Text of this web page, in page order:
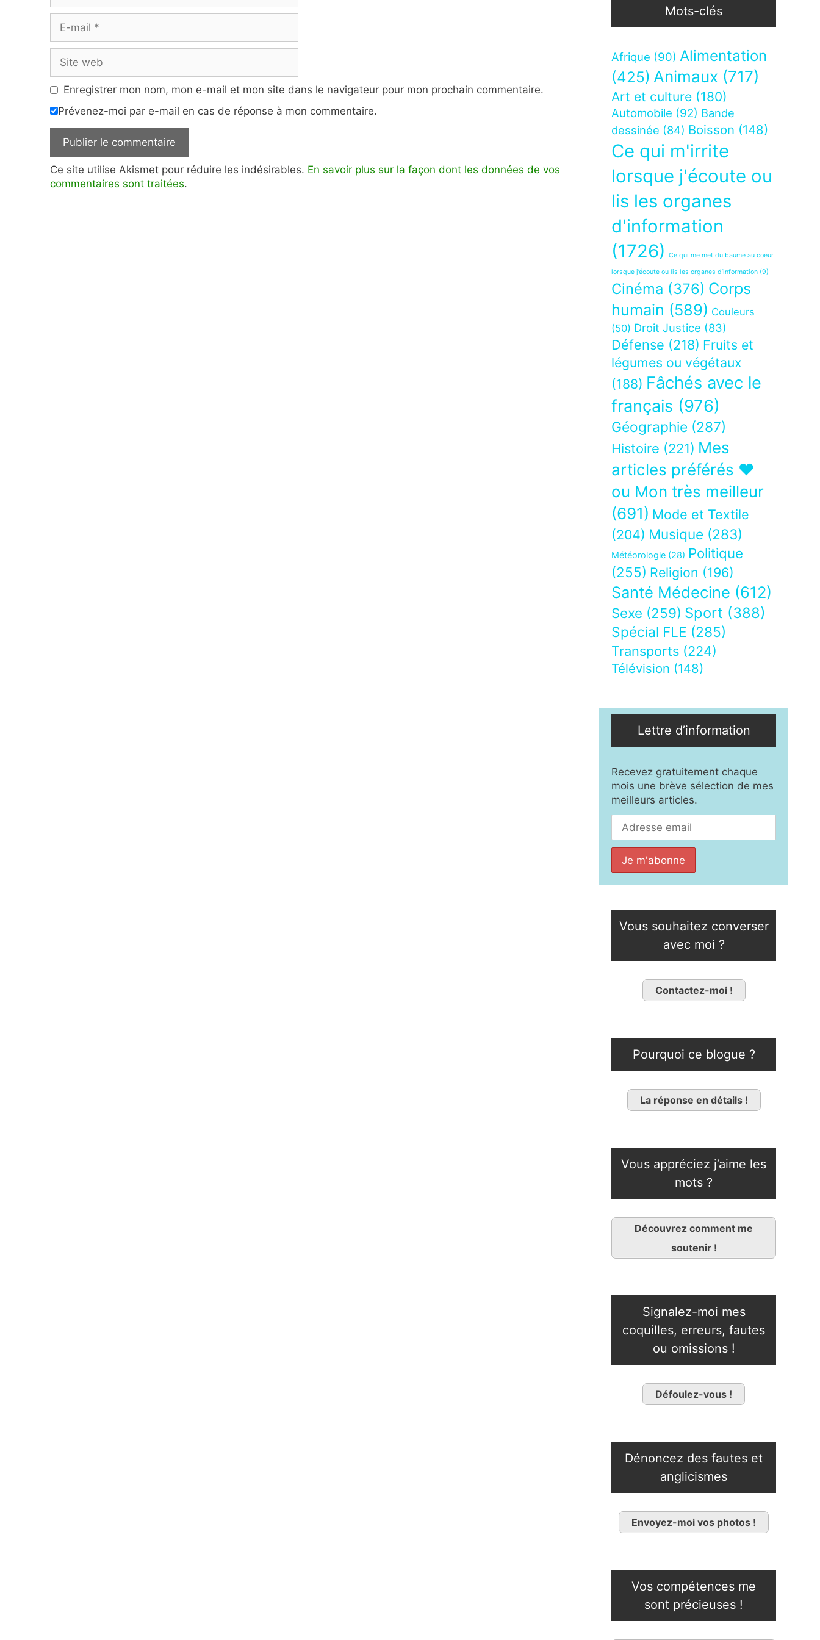
mail
web
Enregistrer mon nom, mon e-mail et mon site dans le navigateur pour mon prochain commentaire.
Prévenez-moi par e-mail en cas de réponse à mon commentaire.
Ce site utilise Akismet pour réduire les indésirables. En savoir plus sur la façon dont les données de vos
commentaires sont traitées.
Mots-clés
Afrique (90) Alimentation
(425) Animaux (717)
Art et culture (180)
Automobile (92) Bande
dessinée (84) Boisson (148)
Ce qui m'irrite
lorsque j'écoute ou
lis les organes
d'information
(1726)
Ce qui me met du baume au coeur
lorsque j’écoute ou lis les organes d’information (9)
Cinéma (376) Corps
humain (589) Couleurs
(50) Droit Justice (83)
Défense (218) Fruits et
légumes ou végétaux
(188) Fâchés avec le
français (976)
Géographie (287)
Histoire (221) Mes
articles préférés ❤
ou Mon très meilleur
(691) Mode et Textile
(204) Musique (283)
Météorologie (28) Politique
(255) Religion (196)
Santé Médecine (612)
Sexe (259) Sport (388)
Spécial FLE (285)
Transports (224)
Télévision (148)
Lettre d’information
Recevez gratuitement chaque
mois une brève sélection de mes
meilleurs articles.
Vous souhaitez converser
avec moi ?
Contactez-moi !
Pourquoi ce blogue ?
La réponse en détails !
Vous appréciez j’aime les
mots ?
Découvrez comment me
soutenir !
Signalez-moi mes
coquilles, erreurs, fautes
ou omissions !
Défoulez-vous !
Dénoncez des fautes et
anglicismes
Envoyez-moi vos photos !
Vos compétences me
sont précieuses !